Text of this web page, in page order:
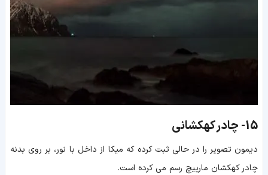
15- چادر کهکشانی
دیمون تصویر را در حالی ثبت کرده که میکا از داخل با نور، بر روی بدنه
چادر کهکشان مارپیچ رسم می کرده است.